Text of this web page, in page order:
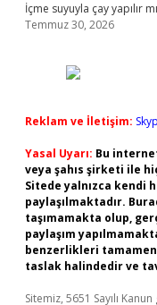
İçme suyuyla çay yapılır
Temmuz 30, 2026
Reklam ve İletişim:
Yasal Uyarı: Bu
veya şahıs şirketi ile
Sitede yalnızca kendi
paylaşılmaktadır.
taşımamakta olup,
paylaşım
benzerlikleri
taslak halindedir ve
Sitemiz, 5651 Sayılı